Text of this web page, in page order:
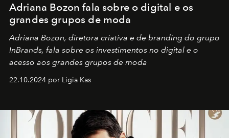
Adriana Bozon fala sobre o digital e os
grandes grupos de moda
Adriana Bozon, diretora criativa e de branding do grupo
InBrands, fala sobre os investimentos no digital e o
acesso aos grandes grupos de moda
22.10.2024 por Ligia Kas